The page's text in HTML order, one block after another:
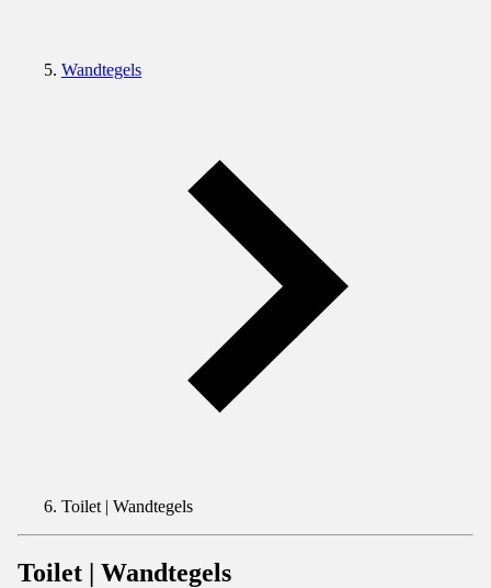
Wandtegels
Toilet | Wandtegels
Toilet | Wandtegels